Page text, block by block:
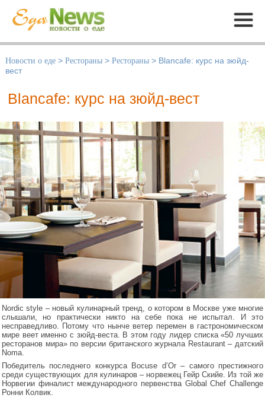
Меню
Новости о еде > Рестораны > Рестораны > Blancafe: курс на зюйд-
вест
Blancafe: курс на зюйд-вест
Nordic style – новый кулинарный тренд, о котором в Москве уже многие
слышали, но практически никто на себе пока не испытал. И это
несправедливо. Потому что нынче ветер перемен в гастрономическом
мире веет именно с зюйд-веста. В этом году лидер списка «50 лучших
ресторанов мира» по версии британского журнала Restaurant – датский
Noma.
Победитель последнего конкурса Bocuse d’Or – самого престижного
среди существующих для кулинаров – норвежец Гейр Скийе. Из той же
Норвегии финалист международного первенства Global Chef Challenge
Ронни Колвик.